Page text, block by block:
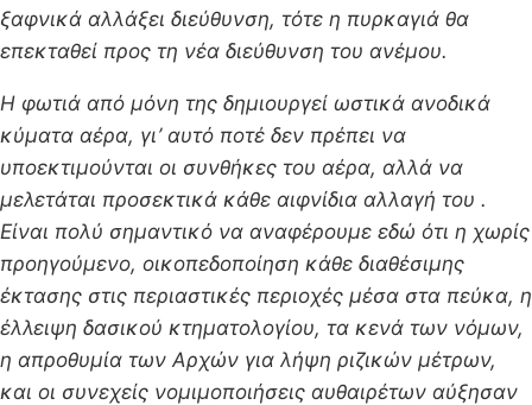
ξαφνικά αλλάξει διεύθυνση, τότε η πυρκαγιά θα
επεκταθεί προς τη νέα διεύθυνση του ανέμου.
Η φωτιά από μόνη της δημιουργεί ωστικά ανοδικά
κύματα αέρα, γι’ αυτό ποτέ δεν πρέπει να
υποεκτιμούνται οι συνθήκες του αέρα, αλλά να
μελετάται προσεκτικά κάθε αιφνίδια αλλαγή του .
Είναι πολύ σημαντικό να αναφέρουμε εδώ ότι η χωρίς
προηγούµενο, οικοπεδοποίηση κάθε διαθέσιµης
έκτασης στις περιαστικές περιοχές μέσα στα πεύκα, η
έλλειψη δασικού κτηµατολογίου, τα κενά των νόµων,
η απροθυµία των Αρχών για λήψη ριζικών µέτρων,
και οι συνεχείς νοµιµοποιήσεις αυθαιρέτων αύξησαν